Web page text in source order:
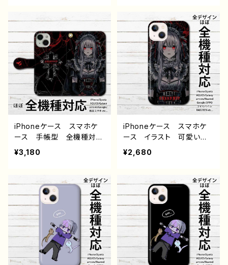
ース 女子 iPhone16/1
ense 4 6 7 8 Xperia
Googlepixel Galaxy
Android アンドロイド
ケース 個性的 おすす
め 人気 イラストレータ
ー 絵師 クリエイター
オリジナル デザイン グッ
ズ タイトル：ハッピーハロ
ウィン 作：栞音
ース 女子 iPhone16/1
5/14/13/12/11 AQUOS s
ense 4 6 7 8 Xperia
Googlepixel Galaxy
Android アンドロイド
ケース 個性的 おすす
め 人気 イラストレータ
ー 絵師 クリエイター
オリジナル デザイン グッ
ズ タイトル：ハッピーハロ
ウィン 作：栞音
iPhoneケース スマホケ
ース 手帳型 全機種対
応 イラスト 可愛い女の
子 かっこいい女子 おし
いい メンヘラ ヤンデ
レ iPhone15/14/13/12/11
AQUOS Xperia Goo
glepixel Galaxy Andr
oid アンドロイド ケー
ス ゴシック ドレス 白
髪 銀髪 個性的 おすす
め 人気 イラストレータ
¥3,180
iPhoneケース スマホケ
ース イラスト 可愛い女
の子 かっこいい女子 お
しゃれ服 エモい 病みか
レ iPhone15/14/13/12/11
AQUOS Xperia Goo
glepixel Galaxy Andr
oid アンドロイド ケー
ス ゴシック ドレス 白
髪 銀髪 個性的 おすす
め 人気 イラストレータ
ー クリエイター 絵師
¥2,680